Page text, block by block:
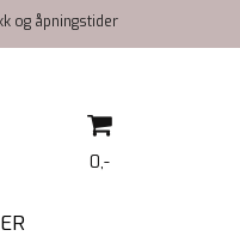
og åpningstider
0,-